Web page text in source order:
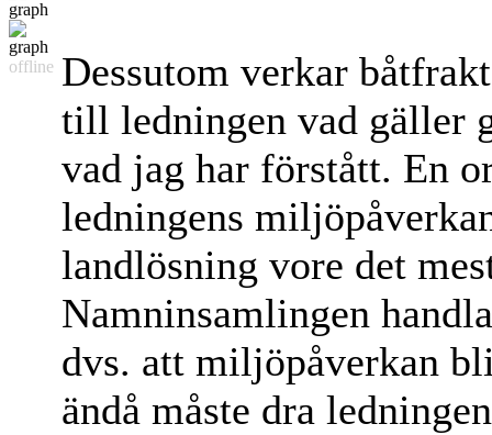
offline Dessutom verkar
till ledningen vad gäller
vad jag har förstått. En
ledningens
landlösning vore det
Namninsamlingen
dvs. att miljöpåverkan
ändå måste dra